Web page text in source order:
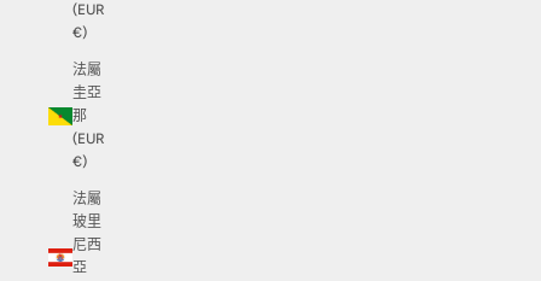
(EUR
€)
法屬
圭亞
那
(EUR
€)
法屬
玻里
尼西
亞